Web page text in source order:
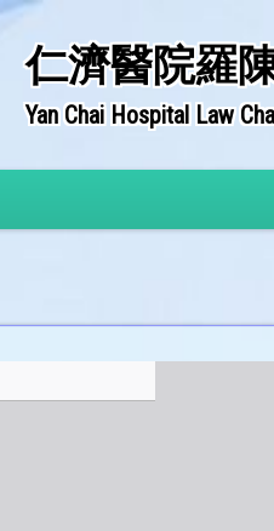
仁濟醫院羅
Yan Chai Hospital Law